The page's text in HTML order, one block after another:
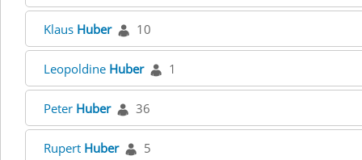
Klaus Huber 10
Leopoldine Huber 1
Peter Huber 36
Rupert Huber 5